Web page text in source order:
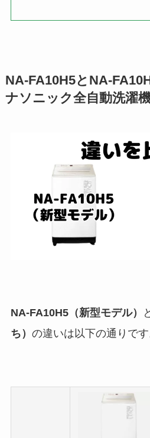
NA-FA10H5とNA-
ナソニック全自動洗濯
NA-FA10H5（新型モデル）
ち） の違いは以下の通りです